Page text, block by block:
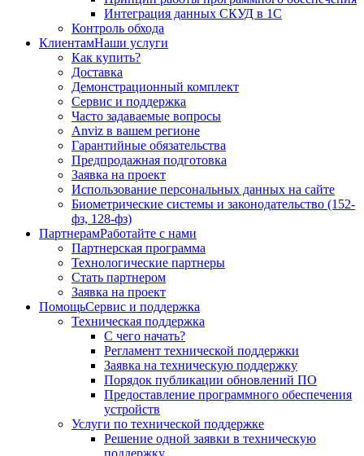
Интеграция данных СКУД в 1С
Контроль обхода
КлиентамНаши услуги
Как купить?
Доставка
Демонстрационный комплект
Сервис и поддержка
Часто задаваемые вопросы
Anviz в вашем регионе
Гарантийные обязательства
Предпродажная подготовка
Заявка на проект
Использование персональных данных на сайте
Биометрические системы и законодательство (152-
фз, 128-фз)
ПартнерамРаботайте с нами
Партнерская программа
Технологические партнеры
Стать партнером
Заявка на проект
ПомощьСервис и поддержка
Техническая поддержка
С чего начать?
Регламент технической поддержки
Заявка на техническую поддержку
Порядок публикации обновлений ПО
Предоставление программного обеспечения
устройств
Услуги по технической поддержке
Решение одной заявки в техническую